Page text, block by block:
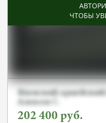
ЧТОБЫ
Японский
Алексея С.
202 400 руб.